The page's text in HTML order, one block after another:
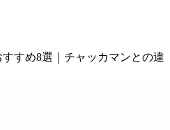
すすめ8選｜チャッカマンとの違